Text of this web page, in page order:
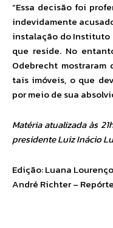
“Essa decisão foi
indevidamente
instalação do Instituto
que reside. No
Odebrecht
tais imóveis, o que
por meio de sua
Matéria atualizada às
presidente Luiz Inácio
Edição: Luana Lourenço
André Richter –